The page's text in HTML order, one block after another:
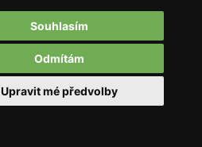
Souhlasím
Odmítám
Upravit mé předvolby